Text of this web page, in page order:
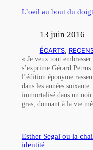
L’oeil au bout du doigt
13 juin 2016—
ÉCARTS,
« Je veux tout
s’exprime Gérard
l’édition éponyme
dans les années
immortalisé dans un
gras, donnant à la vie
Esther Segal ou la
identité